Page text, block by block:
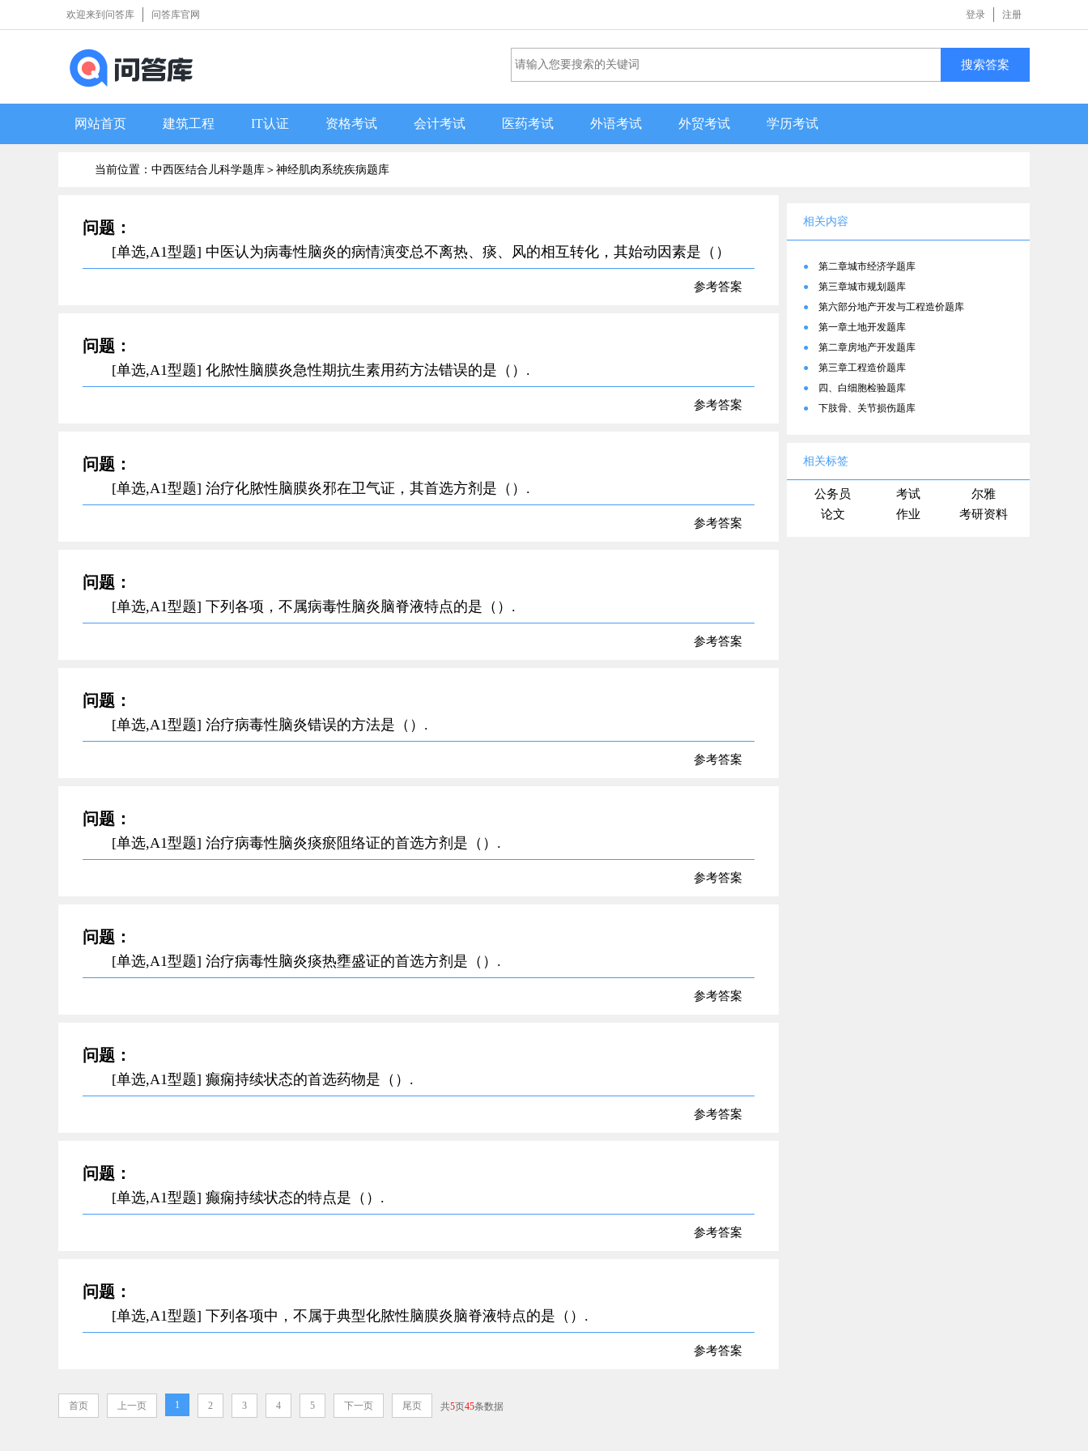
登录 注册
欢迎来到问答库 问答库官网
搜索答案
网站首页 建筑工程 IT认证 资格考试 会计考试 医药考试 外语考试 外贸考试 学历考试
当前位置：中西医结合儿科学题库＞ 神经肌肉系统疾病题库
问题：
[单选,A1型题] 中医认为病毒性脑炎的病情演变总不离热、痰、风的相互转化，其始动因素是（）
参考答案
问题：
[单选,A1型题] 化脓性脑膜炎急性期抗生素用药方法错误的是（）.
参考答案
问题：
[单选,A1型题] 治疗化脓性脑膜炎邪在卫气证，其首选方剂是（）.
参考答案
问题：
[单选,A1型题] 下列各项，不属病毒性脑炎脑脊液特点的是（）.
参考答案
问题：
[单选,A1型题] 治疗病毒性脑炎错误的方法是（）.
参考答案
问题：
[单选,A1型题] 治疗病毒性脑炎痰瘀阻络证的首选方剂是（）.
参考答案
问题：
[单选,A1型题] 治疗病毒性脑炎痰热壅盛证的首选方剂是（）.
参考答案
问题：
[单选,A1型题] 癫痫持续状态的首选药物是（）.
参考答案
问题：
[单选,A1型题] 癫痫持续状态的特点是（）.
参考答案
问题：
[单选,A1型题] 下列各项中，不属于典型化脓性脑膜炎脑脊液特点的是（）.
参考答案
首页 上一页 1 2 3 4 5 下一页 尾页 共5页45条数据
相关内容
●
第二章城市经济学题库
●
第三章城市规划题库
●
第六部分地产开发与工程造价题库
●
第一章土地开发题库
●
第二章房地产开发题库
●
第三章工程造价题库
●
四、白细胞检验题库
●
下肢骨、关节损伤题库
相关标签
公务员 考试
尔雅
论文
作业 考研资料